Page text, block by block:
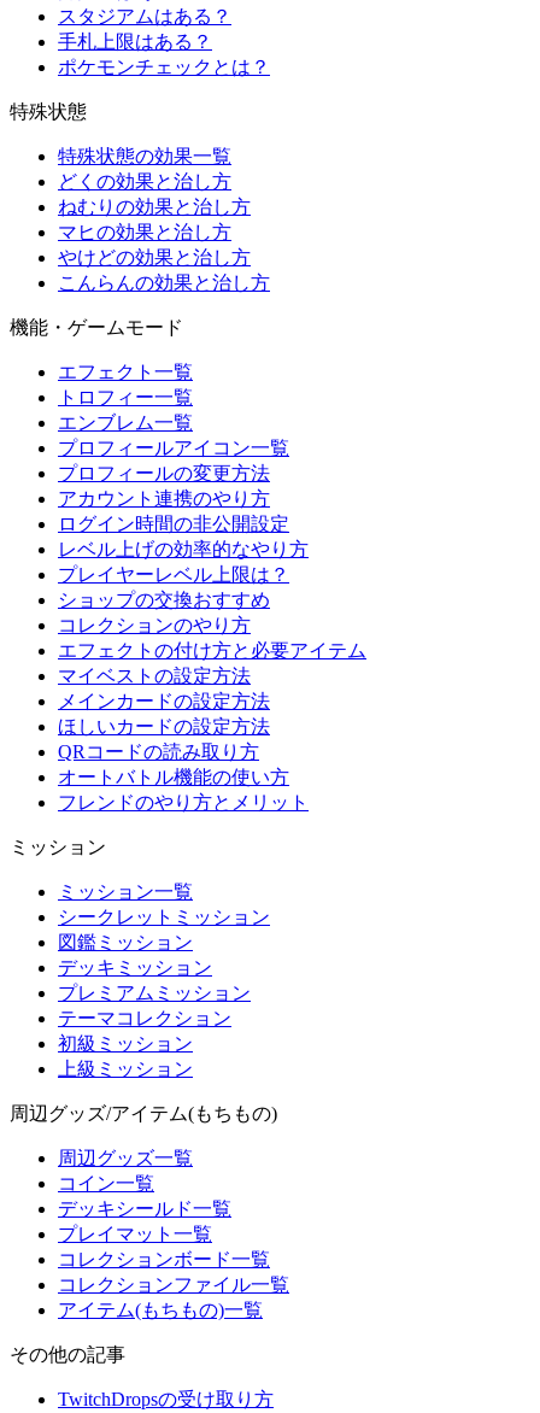
スタジアムはある？
手札上限はある？
ポケモンチェックとは？
特殊状態
特殊状態の効果一覧
どくの効果と治し方
ねむりの効果と治し方
マヒの効果と治し方
やけどの効果と治し方
こんらんの効果と治し方
機能・ゲームモード
エフェクト一覧
トロフィー一覧
エンブレム一覧
プロフィールアイコン一覧
プロフィールの変更方法
アカウント連携のやり方
ログイン時間の非公開設定
レベル上げの効率的なやり方
プレイヤーレベル上限は？
ショップの交換おすすめ
コレクションのやり方
エフェクトの付け方と必要アイテム
マイベストの設定方法
メインカードの設定方法
ほしいカードの設定方法
QRコードの読み取り方
オートバトル機能の使い方
フレンドのやり方とメリット
ミッション
ミッション一覧
シークレットミッション
図鑑ミッション
デッキミッション
プレミアムミッション
テーマコレクション
初級ミッション
上級ミッション
周辺グッズ/アイテム(もちもの)
周辺グッズ一覧
コイン一覧
デッキシールド一覧
プレイマット一覧
コレクションボード一覧
コレクションファイル一覧
アイテム(もちもの)一覧
その他の記事
TwitchDropsの受け取り方